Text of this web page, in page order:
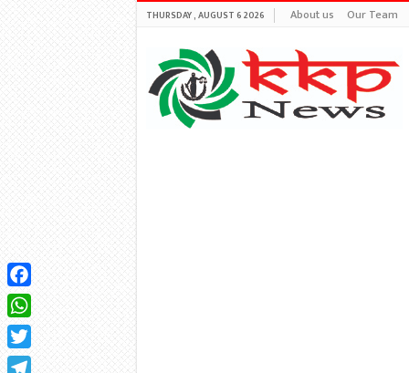
THURSDAY , AUGUST 6 2026 About us Our Team
Facebook
WhatsApp
Twitter